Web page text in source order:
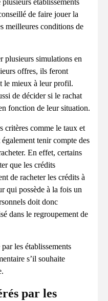
établissements
de faire jouer la
meilleures conditions de
plusieurs simulations en
offres, ils feront
le mieux à leur profil.
de décider si le rachat
fonction de leur situation.
critères comme le taux et
tenir compte des
En effet, certains
que les crédits
de racheter les crédits à
qui possède à la fois un
doit donc
dans le regroupement de
les établissements
s’il souhaite
par les